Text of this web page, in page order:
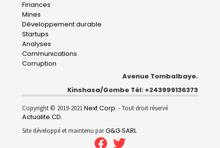
Finances
Mines
Développement durable
Startups
Analyses
Communications
Corruption
Avenue Tombalbaye.
Kinshasa/Gombe Tél: +243999136373
Copyright © 2019-2021Next Corp. - Tout droit réservé
Actualite.CD.
Site développé et maintenu parG&G SARL